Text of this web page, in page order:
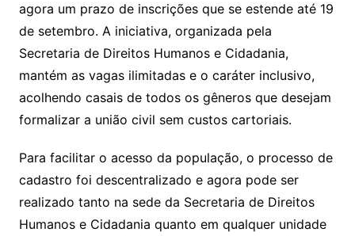
agora um prazo de inscrições que se estende até 19
de setembro. A iniciativa, organizada pela
Secretaria de Direitos Humanos e Cidadania,
mantém as vagas ilimitadas e o caráter inclusivo,
acolhendo casais de todos os gêneros que desejam
formalizar a união civil sem custos cartoriais.
Para facilitar o acesso da população, o processo de
cadastro foi descentralizado e agora pode ser
realizado tanto na sede da Secretaria de Direitos
Humanos e Cidadania quanto em qualquer unidade